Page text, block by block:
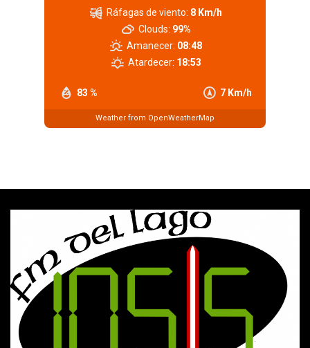
83 % 7 Km/h
Ráfagas de viento: 8 Km/h
Clouds: 99%
Amanecer: 08:48
Atardecer: 18:53
Weather from OpenWeatherMap